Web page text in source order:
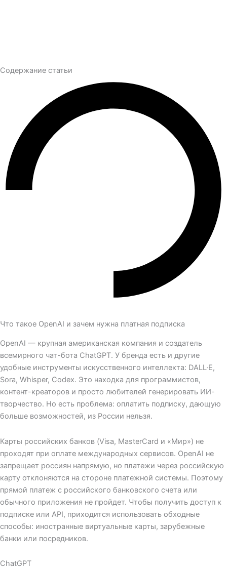
Содержание статьи
Что такое OpenAI и зачем нужна платная подписка
OpenAI — крупная американская компания и создатель
всемирного чат-бота ChatGPT. У бренда есть и другие
удобные инструменты искусственного интеллекта: DALL·E,
Sora, Whisper, Codex. Это находка для программистов,
контент-креаторов и просто любителей генерировать ИИ-
творчество. Но есть проблема: оплатить подписку, дающую
больше возможностей, из России нельзя.
Карты российских банков (Visa, MasterCard и «Мир») не
проходят при оплате международных сервисов. OpenAI не
запрещает россиян напрямую, но платежи через российскую
карту отклоняются на стороне платежной системы. Поэтому
прямой платеж с российского банковского счета или
обычного приложения не пройдет. Чтобы получить доступ к
подписке или API, приходится использовать обходные
способы: иностранные виртуальные карты, зарубежные
банки или посредников.
ChatGPT